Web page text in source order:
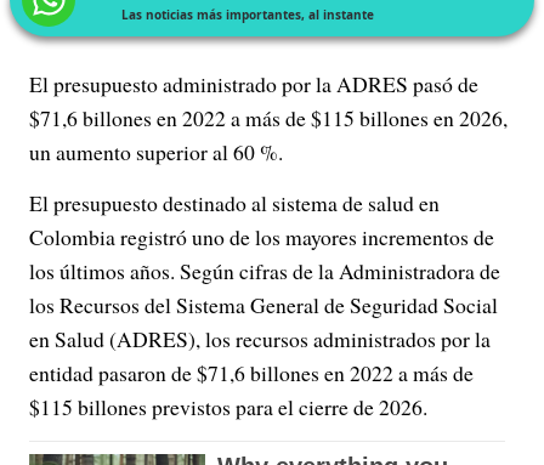
Las noticias más importantes, al instante
El presupuesto administrado por la ADRES pasó de
$71,6 billones en 2022 a más de $115 billones en 2026,
un aumento superior al 60 %.
El presupuesto destinado al sistema de salud en
Colombia registró uno de los mayores incrementos de
los últimos años. Según cifras de la Administradora de
los Recursos del Sistema General de Seguridad Social
en Salud (ADRES), los recursos administrados por la
entidad pasaron de $71,6 billones en 2022 a más de
$115 billones previstos para el cierre de 2026.